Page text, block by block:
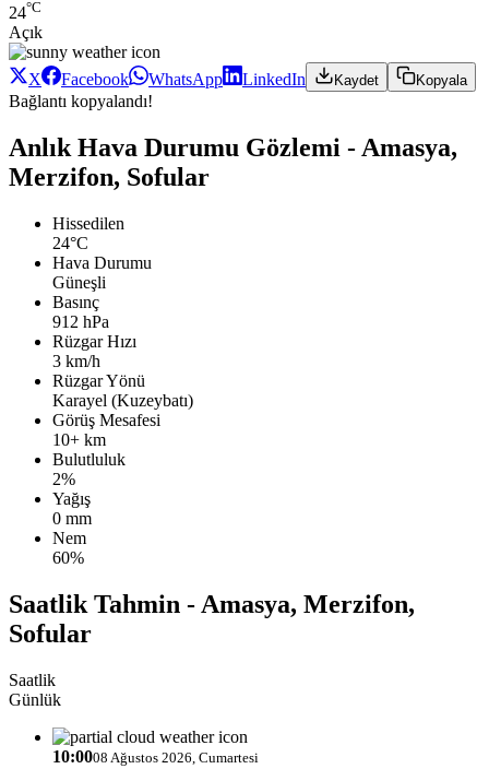
24°C
Açık
X Facebook WhatsApp LinkedIn Kaydet Kopyala
Bağlantı kopyalandı!
Anlık Hava Durumu Gözlemi - Amasya,
Merzifon, Sofular
Hissedilen
24°C
Hava Durumu
Güneşli
Basınç
912 hPa
Rüzgar Hızı
3 km/h
Rüzgar Yönü
Karayel (Kuzeybatı)
Görüş Mesafesi
10+ km
Bulutluluk
2%
Yağış
0 mm
Nem
60%
Saatlik Tahmin - Amasya, Merzifon,
Sofular
Saatlik
Günlük
10:0008 Ağustos 2026, Cumartesi